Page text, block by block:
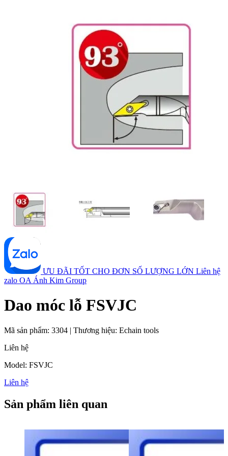
ƯU ĐÃI TỐT CHO ĐƠN SỐ LƯỢNG LỚN Liên hệ
zalo OA Ánh Kim Group
Dao móc lỗ FSVJC
Mã sản phẩm: 3304 | Thương hiệu: Echain tools
Liên hệ
Model: FSVJC
Liên hệ
Sản phẩm liên quan